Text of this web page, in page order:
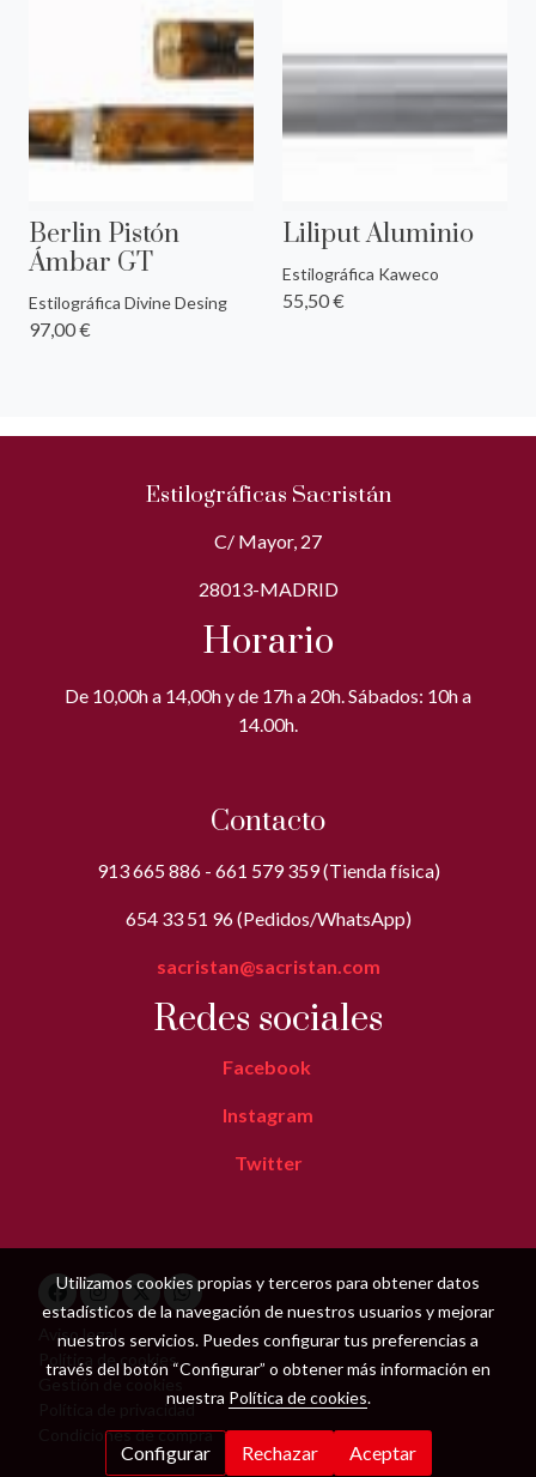
Berlin Pistón
Ámbar GT
Estilográfica Divine Desing
97,00 €
Liliput Aluminio
Estilográfica Kaweco
55,50 €
Estilográficas Sacristán
C/ Mayor, 27
28013-MADRID
Horario
De 10,00h a 14,00h y de 17h a 20h. Sábados: 10h a
14.00h.
Contacto
913 665 886 - 661 579 359 (Tienda física)
654 33 51 96 (Pedidos/WhatsApp)
sacristan@sacristan.com
Redes sociales
Facebook
Instagram
Twitter
Aviso legal
Política de cookies
Política de privacidad
Condiciones de compra
Utilizamos cookies propias y terceros para obtener datos
estadísticos de la navegación de nuestros usuarios y mejorar
nuestros servicios. Puedes configurar tus preferencias a
través del botón “Configurar” o obtener más información en
nuestra Política de cookies.
Configurar Rechazar Aceptar